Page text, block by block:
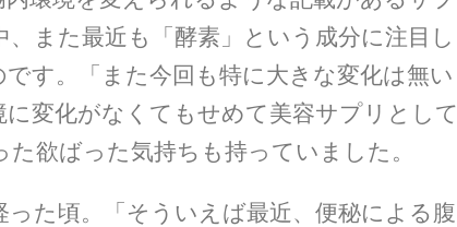
また最近も「酵素」という成分に注目し
す。「また今回も特に大きな変化は無い
変化がなくてもせめて美容サプリとして
欲ばった気持ちも持っていました。
った頃。「そういえば最近、便秘による腹